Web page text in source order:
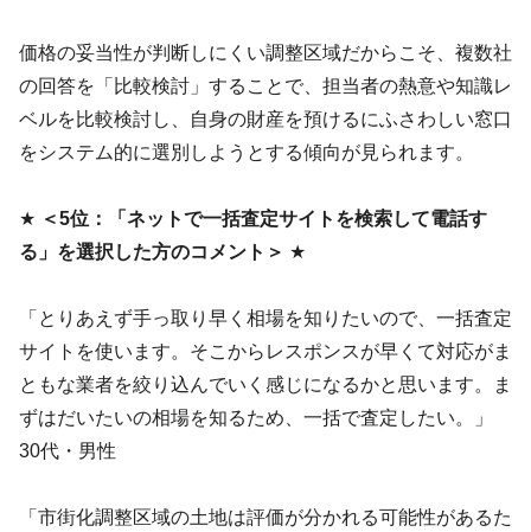
価格の妥当性が判断しにくい調整区域だからこそ、複数社
の回答を「比較検討」することで、担当者の熱意や知識レ
ベルを比較検討し、自身の財産を預けるにふさわしい窓口
をシステム的に選別しようとする傾向が見られます。
★ ＜5位：「ネットで一括査定サイトを検索して電話す
る」を選択した方のコメント＞ ★
「とりあえず手っ取り早く相場を知りたいので、一括査定
サイトを使います。そこからレスポンスが早くて対応がま
ともな業者を絞り込んでいく感じになるかと思います。ま
ずはだいたいの相場を知るため、一括で査定したい。」
30代・男性
「市街化調整区域の土地は評価が分かれる可能性があるた